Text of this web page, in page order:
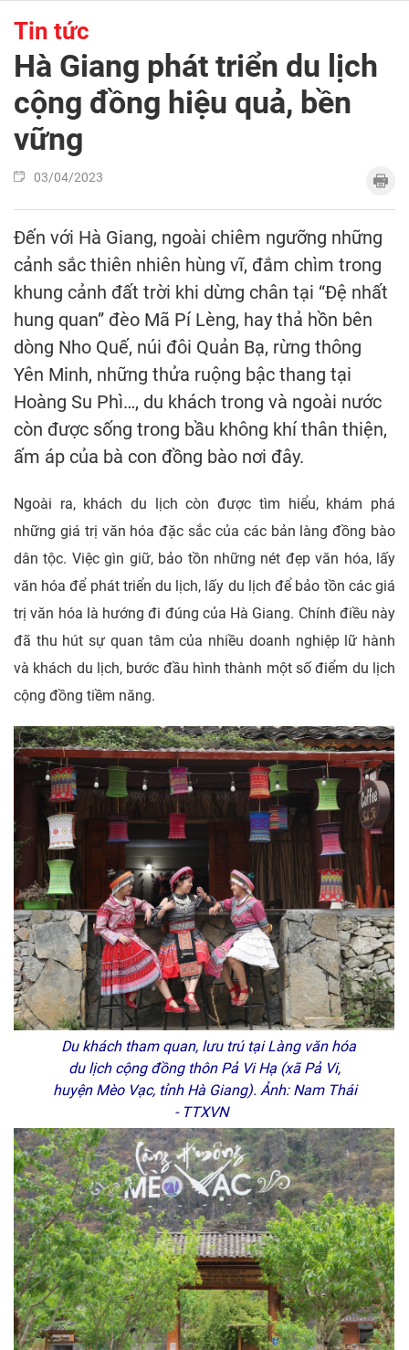
Tin tức
Hà Giang phát triển du lịch
cộng đồng hiệu quả, bền
vững
03/04/2023
Đến với Hà Giang, ngoài chiêm ngưỡng những
cảnh sắc thiên nhiên hùng vĩ, đắm chìm trong
khung cảnh đất trời khi dừng chân tại “Đệ nhất
hung quan” đèo Mã Pí Lèng, hay thả hồn bên
dòng Nho Quế, núi đôi Quản Bạ, rừng thông
Yên Minh, những thửa ruộng bậc thang tại
Hoàng Su Phì…, du khách trong và ngoài nước
còn được sống trong bầu không khí thân thiện,
ấm áp của bà con đồng bào nơi đây.
Ngoài ra, khách du lịch còn được tìm hiểu, khám phá
những giá trị văn hóa đặc sắc của các bản làng đồng bào
dân tộc. Việc gìn giữ, bảo tồn những nét đẹp văn hóa, lấy
văn hóa để phát triển du lịch, lấy du lịch để bảo tồn các giá
trị văn hóa là hướng đi đúng của Hà Giang. Chính điều này
đã thu hút sự quan tâm của nhiều doanh nghiệp lữ hành
và khách du lịch, bước đầu hình thành một số điểm du lịch
cộng đồng tiềm năng.
Du khách tham quan, lưu trú tại Làng văn hóa
du lịch cộng đồng thôn Pả Vi Hạ (xã Pả Vi,
huyện Mèo Vạc, tỉnh Hà Giang). Ảnh: Nam Thái
- TTXVN